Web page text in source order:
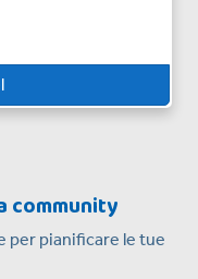
community
per pianificare le tue